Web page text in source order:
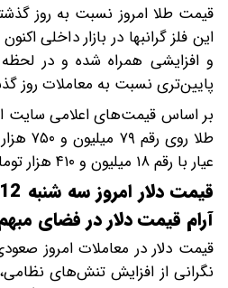
قیمت طلا امروز نسبت به روز
این فلز گرانبها در بازار داخلی
و افزایشی همراه شده و در
پایین‌تری نسبت به معاملات روز
بر اساس قیمت‌های اعلامی سایت
عیار با رقم ۱۸ میلیون و ۴۱۰ هزار تومان معامله می‌شود.
آرام قیمت دلار در فضای
قیمت دلار در معاملات امروز
نگرانی از افزایش تنش‌های نظامی،